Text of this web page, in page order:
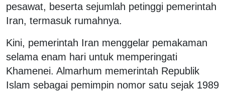
pesawat, beserta sejumlah petinggi pemerintah
Iran, termasuk rumahnya.
Kini, pemerintah Iran menggelar pemakaman
selama enam hari untuk memperingati
Khamenei. Almarhum memerintah Republik
Islam sebagai pemimpin nomor satu sejak 1989